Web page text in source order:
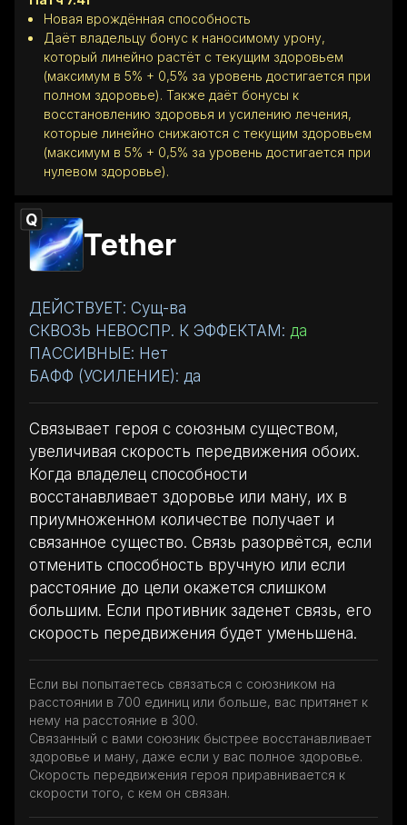
Новая врождённая способность
Даёт владельцу бонус к наносимому урону,
который линейно растёт с текущим здоровьем
(максимум в 5% + 0,5% за уровень достигается при
полном здоровье). Также даёт бонусы к
восстановлению здоровья и усилению лечения,
которые линейно снижаются с текущим здоровьем
(максимум в 5% + 0,5% за уровень достигается при
нулевом здоровье).
Q
Tether
ДЕЙСТВУЕТ: Сущ-ва
СКВОЗЬ НЕВОСПР. К ЭФФЕКТАМ: да
ПАССИВНЫЕ: Нет
БАФФ (УСИЛЕНИЕ): да
Связывает героя с союзным существом,
увеличивая скорость передвижения обоих.
Когда владелец способности
восстанавливает здоровье или ману, их в
приумноженном количестве получает и
связанное существо. Связь разорвётся, если
отменить способность вручную или если
расстояние до цели окажется слишком
большим. Если противник заденет связь, его
скорость передвижения будет уменьшена.
Если вы попытаетесь связаться с союзником на
расстоянии в 700 единиц или больше, вас притянет к
нему на расстояние в 300.
Связанный с вами союзник быстрее восстанавливает
здоровье и ману, даже если у вас полное здоровье.
Скорость передвижения героя приравнивается к
скорости того, с кем он связан.